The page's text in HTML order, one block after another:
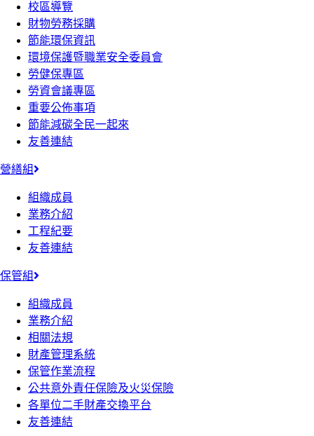
校區導覽
財物勞務採購
節能環保資訊
環境保護暨職業安全委員會
勞健保專區
勞資會議專區
重要公佈事項
節能減碳全民一起來
友善連結
營繕組
組織成員
業務介紹
工程紀要
友善連結
保管組
組織成員
業務介紹
相關法規
財產管理系統
保管作業流程
公共意外責任保險及火災保險
各單位二手財產交換平台
友善連結